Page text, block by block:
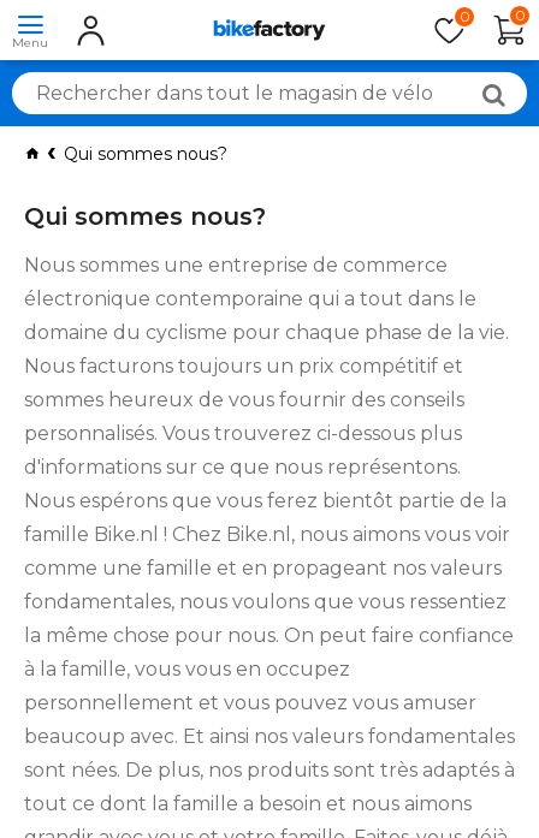
0 0
Qui sommes nous?
Qui sommes nous?
Nous sommes une entreprise de commerce
électronique contemporaine qui a tout dans le
domaine du cyclisme pour chaque phase de la vie.
Nous facturons toujours un prix compétitif et
sommes heureux de vous fournir des conseils
personnalisés. Vous trouverez ci-dessous plus
d'informations sur ce que nous représentons.
Nous espérons que vous ferez bientôt partie de la
famille Bike.nl ! Chez Bike.nl, nous aimons vous voir
comme une famille et en propageant nos valeurs
fondamentales, nous voulons que vous ressentiez
la même chose pour nous. On peut faire confiance
à la famille, vous vous en occupez
personnellement et vous pouvez vous amuser
beaucoup avec. Et ainsi nos valeurs fondamentales
sont nées. De plus, nos produits sont très adaptés à
tout ce dont la famille a besoin et nous aimons